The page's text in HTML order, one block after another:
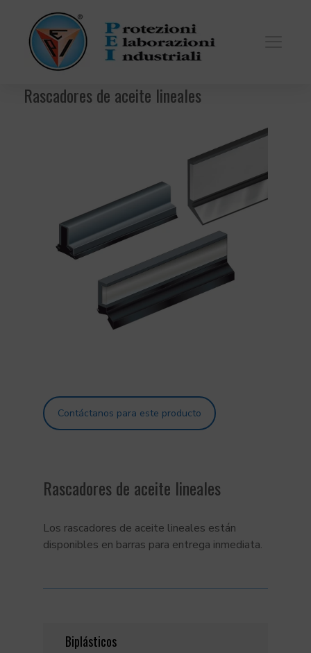
Rascadores de aceite lineales
Contáctanos para este producto
Rascadores de aceite lineales
Los rascadores de aceite lineales están
disponibles en barras para entrega inmediata.
Biplásticos